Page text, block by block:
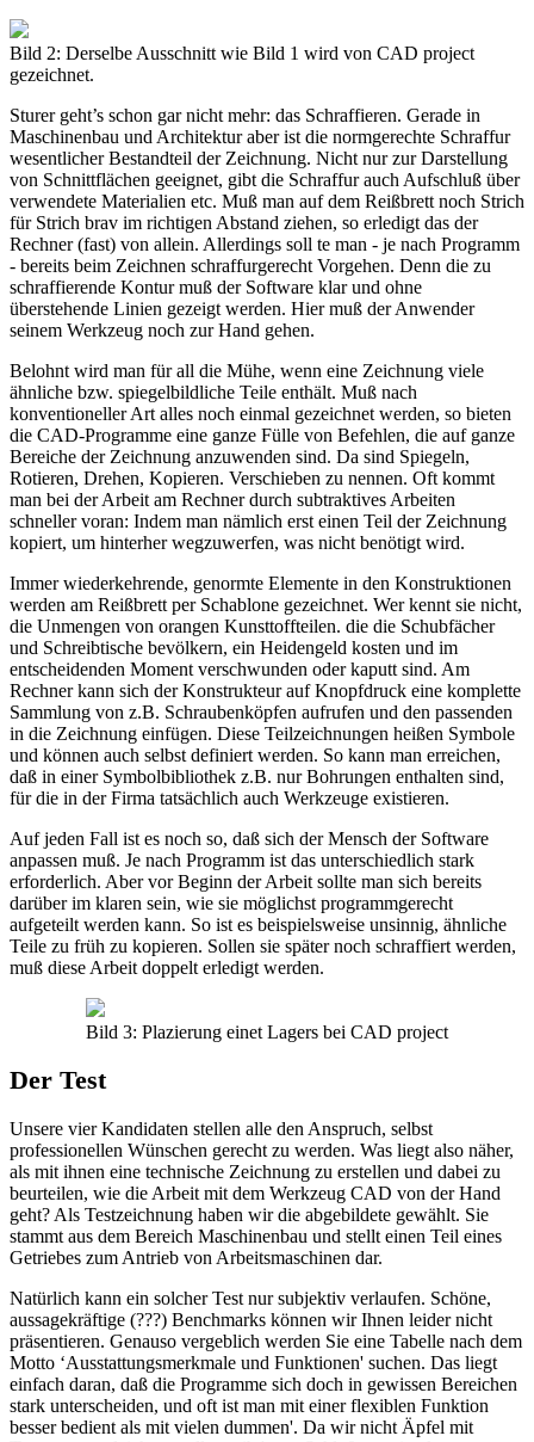
Bild 2: Derselbe Ausschnitt wie Bild 1 wird von CAD project
gezeichnet.
Sturer geht’s schon gar nicht mehr: das Schraffieren. Gerade in
Maschinenbau und Architektur aber ist die normgerechte Schraffur
wesentlicher Bestandteil der Zeichnung. Nicht nur zur Darstellung
von Schnittflächen geeignet, gibt die Schraffur auch Aufschluß über
verwendete Materialien etc. Muß man auf dem Reißbrett noch Strich
für Strich brav im richtigen Abstand ziehen, so erledigt das der
Rechner (fast) von allein. Allerdings soll te man - je nach Programm
- bereits beim Zeichnen schraffurgerecht Vorgehen. Denn die zu
schraffierende Kontur muß der Software klar und ohne
überstehende Linien gezeigt werden. Hier muß der Anwender
seinem Werkzeug noch zur Hand gehen.
Belohnt wird man für all die Mühe, wenn eine Zeichnung viele
ähnliche bzw. spiegelbildliche Teile enthält. Muß nach
konventioneller Art alles noch einmal gezeichnet werden, so bieten
die CAD-Programme eine ganze Fülle von Befehlen, die auf ganze
Bereiche der Zeichnung anzuwenden sind. Da sind Spiegeln,
Rotieren, Drehen, Kopieren. Verschieben zu nennen. Oft kommt
man bei der Arbeit am Rechner durch subtraktives Arbeiten
schneller voran: Indem man nämlich erst einen Teil der Zeichnung
kopiert, um hinterher wegzuwerfen, was nicht benötigt wird.
Immer wiederkehrende, genormte Elemente in den Konstruktionen
werden am Reißbrett per Schablone gezeichnet. Wer kennt sie nicht,
die Unmengen von orangen Kunsttoffteilen. die die Schubfächer
und Schreibtische bevölkern, ein Heidengeld kosten und im
entscheidenden Moment verschwunden oder kaputt sind. Am
Rechner kann sich der Konstrukteur auf Knopfdruck eine komplette
Sammlung von z.B. Schraubenköpfen aufrufen und den passenden
in die Zeichnung einfügen. Diese Teilzeichnungen heißen Symbole
und können auch selbst definiert werden. So kann man erreichen,
daß in einer Symbolbibliothek z.B. nur Bohrungen enthalten sind,
für die in der Firma tatsächlich auch Werkzeuge existieren.
Auf jeden Fall ist es noch so, daß sich der Mensch der Software
anpassen muß. Je nach Programm ist das unterschiedlich stark
erforderlich. Aber vor Beginn der Arbeit sollte man sich bereits
darüber im klaren sein, wie sie möglichst programmgerecht
aufgeteilt werden kann. So ist es beispielsweise unsinnig, ähnliche
Teile zu früh zu kopieren. Sollen sie später noch schraffiert werden,
muß diese Arbeit doppelt erledigt werden.
Bild 3: Plazierung einet Lagers bei CAD project
Der Test
Unsere vier Kandidaten stellen alle den Anspruch, selbst
professionellen Wünschen gerecht zu werden. Was liegt also näher,
als mit ihnen eine technische Zeichnung zu erstellen und dabei zu
beurteilen, wie die Arbeit mit dem Werkzeug CAD von der Hand
geht? Als Testzeichnung haben wir die abgebildete gewählt. Sie
stammt aus dem Bereich Maschinenbau und stellt einen Teil eines
Getriebes zum Antrieb von Arbeitsmaschinen dar.
Natürlich kann ein solcher Test nur subjektiv verlaufen. Schöne,
aussagekräftige (???) Benchmarks können wir Ihnen leider nicht
präsentieren. Genauso vergeblich werden Sie eine Tabelle nach dem
Motto ‘Ausstattungsmerkmale und Funktionen' suchen. Das liegt
einfach daran, daß die Programme sich doch in gewissen Bereichen
stark unterscheiden, und oft ist man mit einer flexiblen Funktion
besser bedient als mit vielen dummen'. Da wir nicht Äpfel mit